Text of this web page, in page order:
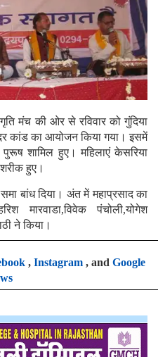
मंच की ओर से रविवार को गुंदिया
कांड का आयोजन किया गया।इसमें
शामिल हुए। महिलाएं केसरिया
हुए।
बांध दिया। अंत में महाप्रसाद का
मारवाडा,विवेक पंचोली,योगेश
ने किया।
, Instagram, and Google